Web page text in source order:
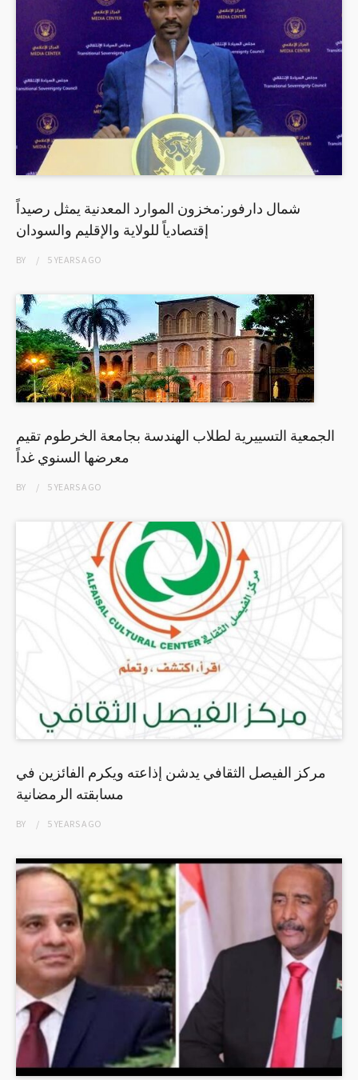
شمال دارفور:مخزون الموارد المعدنية يمثل رصيداً
إقتصادياً للولاية والإقليم والسودان
BY 5 YEARSAGO
الجمعية التسييرية لطلاب الهندسة بجامعة الخرطوم تقيم
معرضها السنوي غداً
BY 5 YEARSAGO
مركز الفيصل الثقافي يدشن إذاعته ويكرم الفائزين في
مسابقته الرمضانية
BY 5 YEARSAGO